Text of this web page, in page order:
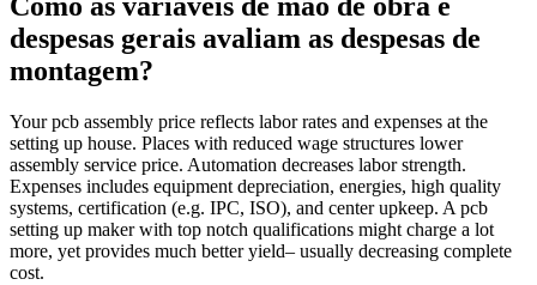
Como as variáveis de mão de obra e
despesas gerais avaliam as despesas de
montagem?
Your pcb assembly price reflects labor rates and expenses at the
setting up house. Places with reduced wage structures lower
assembly service price. Automation decreases labor strength.
Expenses includes equipment depreciation, energies, high quality
systems, certification (e.g. IPC, ISO), and center upkeep. A pcb
setting up maker with top notch qualifications might charge a lot
more, yet provides much better yield– usually decreasing complete
cost.